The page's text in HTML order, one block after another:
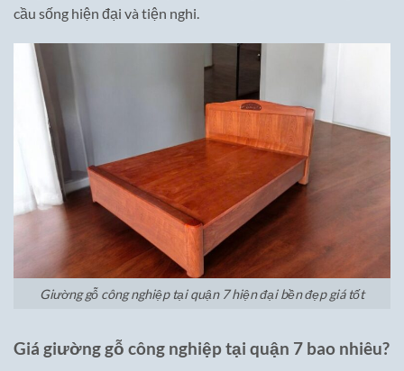
cầu sống hiện đại và tiện nghi.
Giường gỗ công nghiệp tại quận 7 hiện đại bền đẹp giá tốt
Giá giường gỗ công nghiệp tại quận 7 bao nhiêu?